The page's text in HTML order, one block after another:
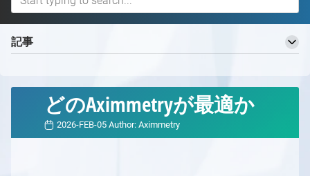
記事
バーチャルプロダクションワークフロー
バーチャルプロダクションの定義とそのメリット
どのAximmetryが最適か
2026-FEB-05 Author: Aximmetry